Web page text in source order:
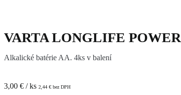
VARTA LONGLIFE
Alkalické batérie AA. 4ks v balení
3,00 € / ks 2,44 € bez DPH